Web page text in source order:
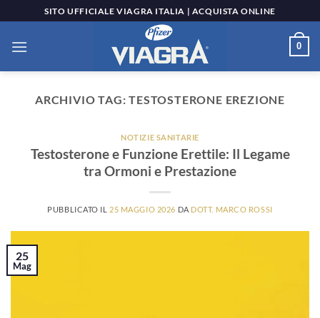
ai
contenuti
SITO UFFICIALE VIAGRA ITALIA | ACQUISTA ONLINE
0
ARCHIVIO TAG:TESTOSTERONE EREZIONE
NOTIZIE SANITARIE
Testosterone e Funzione Erettile: Il Legame
tra Ormoni e Prestazione
PUBBLICATO IL 25 MAGGIO 2026 DA DOTT. MARCO ROSSI
25
Mag